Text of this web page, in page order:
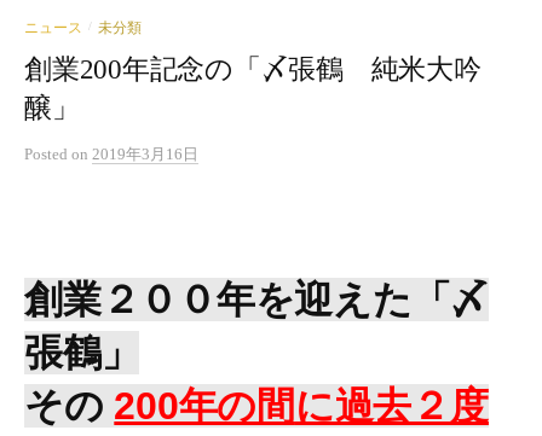
ニュース / 未分類
創業200年記念の「〆張鶴 純米大吟
醸」
Posted on 2019年3月16日
創業２００年を迎えた「〆
張鶴」
その 200年の間に過去２度